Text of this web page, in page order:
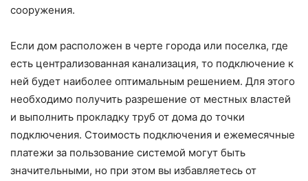
сооружения.
Если дом расположен в черте города или поселка, где
есть централизованная канализация, то подключение к
ней будет наиболее оптимальным решением. Для этого
необходимо получить разрешение от местных властей
и выполнить прокладку труб от дома до точки
подключения. Стоимость подключения и ежемесячные
платежи за пользование системой могут быть
значительными, но при этом вы избавляетесь от